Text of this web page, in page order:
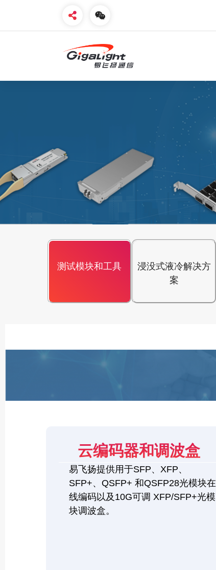
测试模块和工具
浸没式液冷解决方
案
云编码器和调波盒
易飞扬提供用于SFP、XFP、
SFP+、QSFP+ 和QSFP28光模块在
线编码以及10G可调 XFP/SFP+光模
块调波盒。